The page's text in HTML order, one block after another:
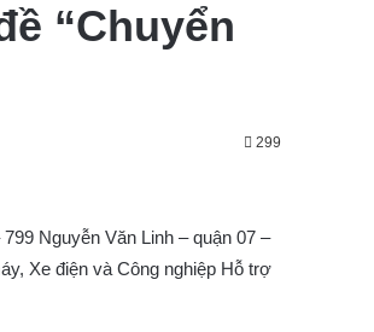
“Chuyển
299
Nguyễn Văn Linh – quận 07 –
Xe điện và Công nghiệp Hỗ trợ